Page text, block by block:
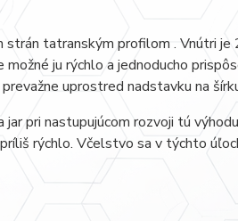
strán tatranským profilom . Vnútri
ju rýchlo a jednoducho
uprostred nadstavku na
pri nastupujúcom rozvoji tú
rýchlo. Včelstvo sa v týchto